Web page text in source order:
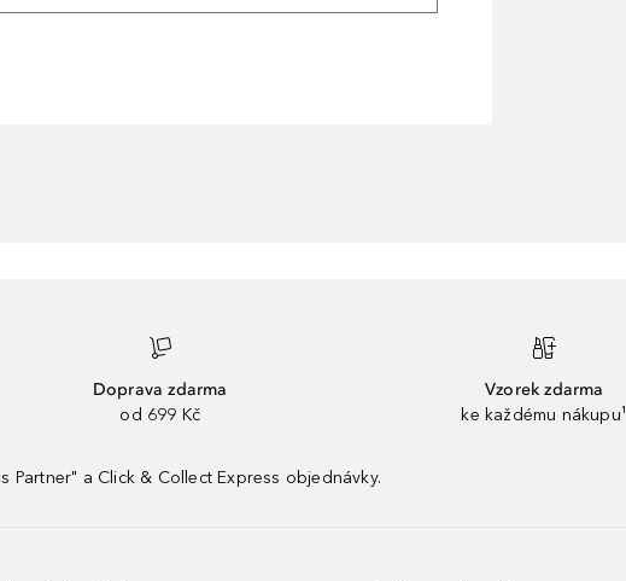
Doprava zdarma
od 699 Kč
Vzorek zdarma
ke každému nákupu¹
a Click & Collect Express objednávky.